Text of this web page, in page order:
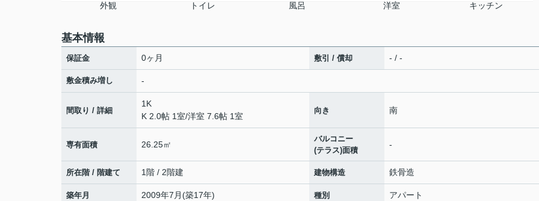
外観 トイレ 風呂 洋室 キッチン
基本情報
保証金 0ヶ月 敷引 / 償却 - / -
敷金積み増し -
間取り / 詳細
1K
K 2.0帖 1室/洋室 7.6帖 1室
向き 南
専有面積 26.25㎡
バルコニー
(テラス)面積
-
所在階 / 階建て 1階 / 2階建 建物構造 鉄骨造
築年月 2009年7月(築17年) 種別 アパート